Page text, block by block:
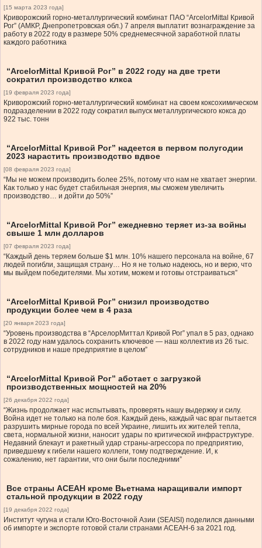
[15 марта 2023 года]
Криворожский горно-металлургический комбинат ПАО “ArcelorMittal Кривой
Рог” (АМКР, Днепропетровская обл.) 7 апреля выплатит вознаграждение за
работу в 2022 году в размере 50% среднемесячной заработной платы
каждого работника
“ArcelorMittal Кривой Рог” в 2022 году на две трети
сократил производство клкса
[19 февраля 2023 года]
Криворожский горно-металлургический комбинат на своем коксохимическом
подразделении в 2022 году сократил выпуск металлургического кокса до
922 тыс. тонн
“ArcelorMittal Кривой Рог” надеется в первом полугодии
2023 нарастить производство вдвое
[08 февраля 2023 года]
“Мы не можем производить более 25%, потому что нам не хватает энергии.
Как только у нас будет стабильная энергия, мы сможем увеличить
производство… и дойти до 50%”
“ArcelorMittal Кривой Рог” ежедневно теряет из-за войны
свыше 1 млн долларов
[07 февраля 2023 года]
“Каждый день теряем больше $1 млн. 10% нашего персонала на войне, 67
людей погибли, защищая страну… Но я не только надеюсь, но и верю, что
мы выйдем победителями. Мы хотим, можем и готовы отстраиваться”
“ArcelorMittal Кривой Рог” снизил производство
продукции более чем в 4 раза
[20 января 2023 года]
“Уровень производства в “АрселорМиттал Кривой Рог” упал в 5 раз, однако
в 2022 году нам удалось сохранить ключевое — наш коллектив из 26 тыс.
сотрудников и наше предприятие в целом”
“ArcelorMittal Кривой Рог” аботает с загрузкой
производственных мощностей на 20%
[26 декабря 2022 года]
“Жизнь продолжает нас испытывать, проверять нашу выдержку и силу.
Война идет не только на поле боя. Каждый день, каждый час враг пытается
разрушить мирные города по всей Украине, лишить их жителей тепла,
света, нормальной жизни, наносит удары по критической инфраструктуре.
Недавний блекаут и ракетный удар страны-агрессора по предприятию,
приведшему к гибели нашего коллеги, тому подтверждение. И, к
сожалению, нет гарантии, что они были последними”
Все страны АСЕАН кроме Вьетнама наращивали импорт
стальной продукции в 2022 году
[19 декабря 2022 года]
Институт чугуна и стали Юго-Восточной Азии (SEAISI) поделился данными
об импорте и экспорте готовой стали странами АСЕАН-6 за 2021 год.